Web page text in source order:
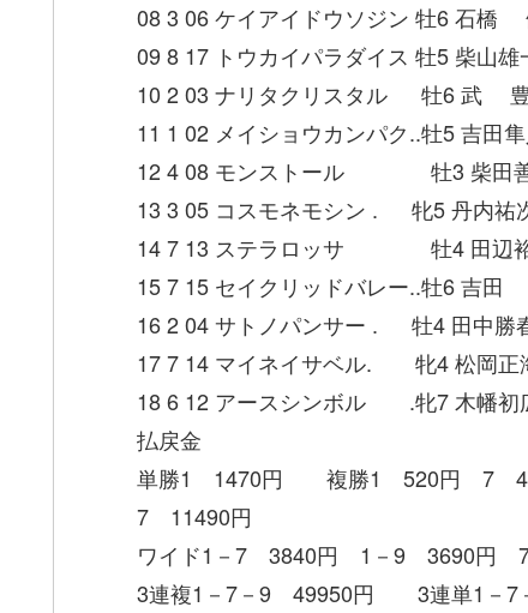
08 3 06 ケイアイドウソジン 牡6
09 8 17 トウカイパラダイス 牡5 柴山
10 2 03 ナリタクリスタル 牡6 武
11 1 02 メイショウカンパク..牡5
12 4 08 モンストール 牡3 柴田善
13 3 05 コスモネモシン . 牝5 丹内
14 7 13 ステラロッサ 牡4 田辺
15 7 15 セイクリッドバレー..牡6 吉
16 2 04 サトノパンサー . 牡4 田中勝
17 7 14 マイネイサベル. 牝4 松
18 6 12 アースシンボル .牝7 木幡初
払戻金
単勝1 1470円 複勝1 520円 7
7 11490円
ワイド1－7 3840円 1－9 3690
3連複1－7－9 49950円 3連単1－7